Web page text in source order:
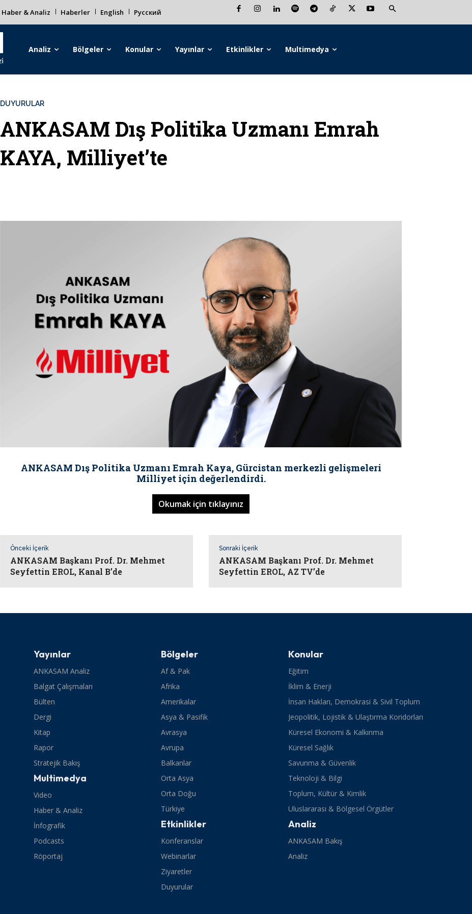
Haber & Analiz Haberler English Русский
Analiz Bölgeler Konular Yayınlar Etkinlikler Multimedya
DUYURULAR
ANKASAM Dış Politika Uzmanı Emrah
KAYA, Milliyet’te
ANKASAM Dış Politika Uzmanı Emrah Kaya, Gürcistan merkezli gelişmeleri
Milliyet için değerlendirdi.
Okumak için tıklayınız
Önceki İçerik
ANKASAM Başkanı Prof. Dr. Mehmet
Seyfettin EROL, Kanal B’de
Sonraki İçerik
ANKASAM Başkanı Prof. Dr. Mehmet
Seyfettin EROL, AZ TV’de
Yayınlar
ANKASAM Analiz
Balgat Çalışmaları
Bülten
Dergi
Kitap
Rapor
Stratejik Bakış
Multimedya
Video
Haber & Analiz
İnfografik
Podcasts
Röportaj
Bölgeler
Af & Pak
Afrika
Amerikalar
Asya & Pasifik
Avrasya
Avrupa
Balkanlar
Orta Asya
Orta Doğu
Türkiye
Etkinlikler
Konferanslar
Webinarlar
Ziyaretler
Duyurular
Konular
Eğitim
İklim & Enerji
İnsan Hakları, Demokrasi & Sivil Toplum
Jeopolitik, Lojistik & Ulaştırma Koridorları
Küresel Ekonomi & Kalkınma
Küresel Sağlık
Savunma & Güvenlik
Teknoloji & Bilgi
Toplum, Kültür & Kimlik
Uluslararası & Bölgesel Örgütler
Analiz
ANKASAM Bakış
Analiz